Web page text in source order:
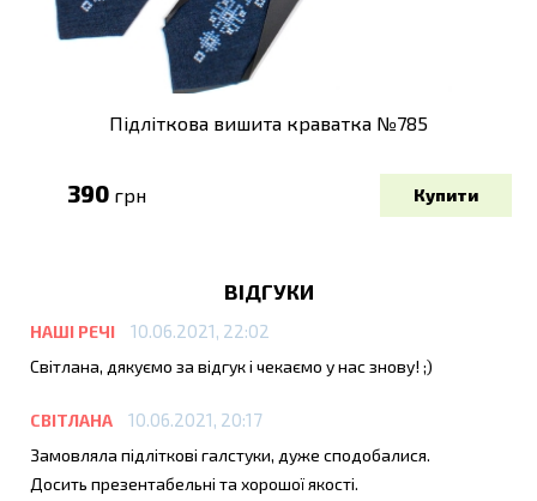
Підліткова вишита краватка №785
390 грн
ВІДГУКИ
НАШІ РЕЧІ 10.06.2021, 22:02
Світлана, дякуємо за відгук і чекаємо у нас знову! ;)
СВІТЛАНА 10.06.2021, 20:17
Замовляла підліткові галстуки, дуже сподобалися.
Досить презентабельні та хорошої якості.